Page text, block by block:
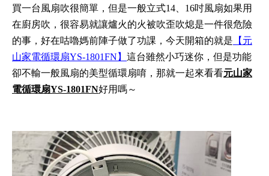
買一台風扇吹很簡單，但是一般立式14、16吋風扇如果用
在廚房吹，很容易就讓爐火的火被吹歪吹熄是一件很危險
的事，好在咕嚕媽前陣子做了功課，今天開箱的就是 【元
山家電循環扇YS-1801FN】 這台雖然小巧迷你，但是功能
卻不輸一般風扇的美型循環扇唷，那就一起來看看元山家
電循環扇YS-1801FN好用嗎～